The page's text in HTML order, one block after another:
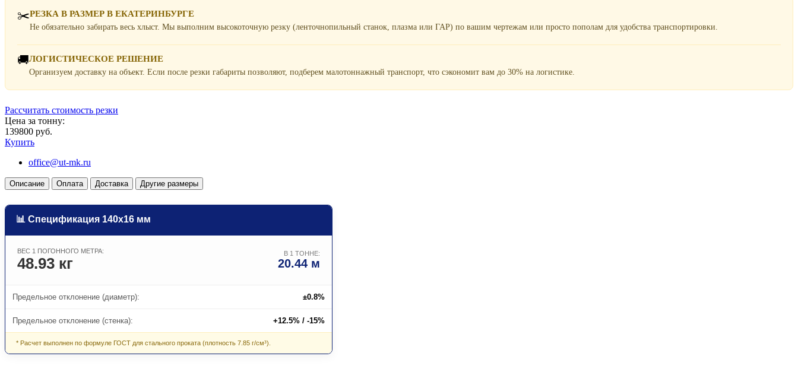
✂️РЕЗКА В РАЗМЕР В ЕКАТЕРИНБУРГЕ
Не обязательно забирать весь хлыст. Мы выполним высокоточную резку (ленточнопильный станок, плазма или ГАР) по вашим чертежам или просто пополам для удобства транспортировки.
🚚ЛОГИСТИЧЕСКОЕ РЕШЕНИЕ
Организуем доставку на объект. Если после резки габариты позволяют, подберем малотоннажный транспорт, что сэкономит вам до 30% на логистике.
Рассчитать стоимость резки
Цена за тонну:
139800 руб.
Купить
office@ut-mk.ru
Описание Оплата Доставка Другие размеры
📊 Спецификация 140х16 мм
ВЕС 1 ПОГОННОГО МЕТРА:
48.93 кг
В 1 ТОННЕ:
20.44 м
Предельное отклонение (диаметр): ±0.8%
Предельное отклонение (стенка): +12.5% / -15%
* Расчет выполнен по формуле ГОСТ для стального проката (плотность 7.85 г/см³).